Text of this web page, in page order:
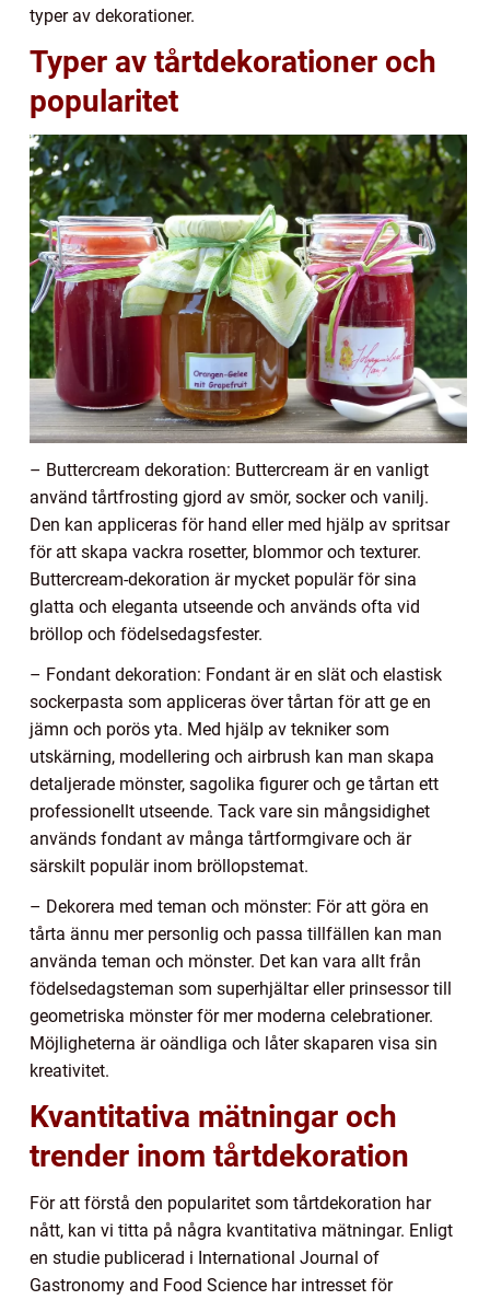
typer av dekorationer.
Typer av tårtdekorationer och
popularitet
– Buttercream dekoration: Buttercream är en vanligt
använd tårtfrosting gjord av smör, socker och vanilj.
Den kan appliceras för hand eller med hjälp av spritsar
för att skapa vackra rosetter, blommor och texturer.
Buttercream-dekoration är mycket populär för sina
glatta och eleganta utseende och används ofta vid
bröllop och födelsedagsfester.
– Fondant dekoration: Fondant är en slät och elastisk
sockerpasta som appliceras över tårtan för att ge en
jämn och porös yta. Med hjälp av tekniker som
utskärning, modellering och airbrush kan man skapa
detaljerade mönster, sagolika figurer och ge tårtan ett
professionellt utseende. Tack vare sin mångsidighet
används fondant av många tårtformgivare och är
särskilt populär inom bröllopstemat.
– Dekorera med teman och mönster: För att göra en
tårta ännu mer personlig och passa tillfällen kan man
använda teman och mönster. Det kan vara allt från
födelsedagsteman som superhjältar eller prinsessor till
geometriska mönster för mer moderna celebrationer.
Möjligheterna är oändliga och låter skaparen visa sin
kreativitet.
Kvantitativa mätningar och
trender inom tårtdekoration
För att förstå den popularitet som tårtdekoration har
nått, kan vi titta på några kvantitativa mätningar. Enligt
en studie publicerad i International Journal of
Gastronomy and Food Science har intresset för